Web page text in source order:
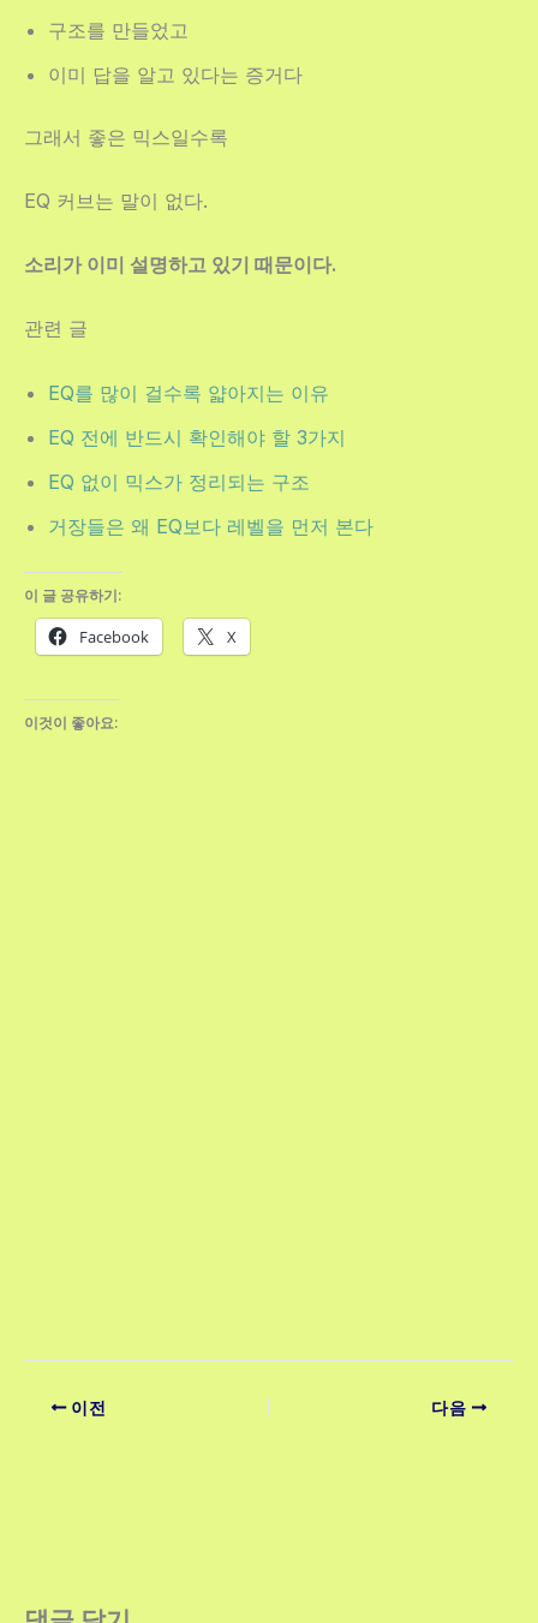
구조를 만들었고
이미 답을 알고 있다는 증거다
그래서 좋은 믹스일수록
EQ 커브는 말이 없다.
소리가 이미 설명하고 있기 때문이다.
관련 글
EQ를 많이 걸수록 얇아지는 이유
EQ 전에 반드시 확인해야 할 3가지
EQ 없이 믹스가 정리되는 구조
거장들은 왜 EQ보다 레벨을 먼저 본다
이 글 공유하기:
Facebook X
이것이 좋아요:
이전 다음